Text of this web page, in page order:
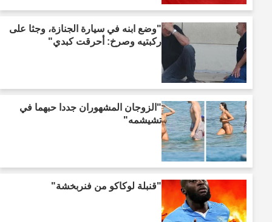
"وضع ابنه في سيارة الجنازة، وجثا على
ركبتيه وصرخ: أحرقت كبدي"
"الزوجان المشهوران جددا حبهما في
تشيشمه"
"قنبلة لوكاكو من فنربخشة"